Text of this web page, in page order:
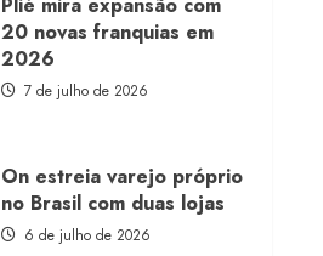
20 novas franquias em
2026
7 de julho de 2026
On estreia varejo próprio
no Brasil com duas lojas
6 de julho de 2026